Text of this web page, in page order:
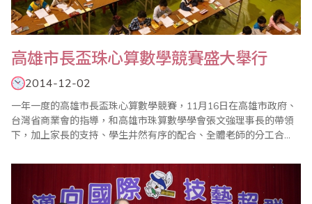
高雄市長盃珠心算數學競賽盛大舉行
2014-12-02
一年一度的高雄市長盃珠心算數學競賽，11月16日在高雄市政府、
台灣省商業會的指導，和高雄市珠算數學學會張文強理事長的帶領
下，加上家長的支持、學生井然有序的配合、全體老師的分工合
輝、社會局長張乃千、教育局科長范淑媚，以及多位立委、市議
員、校長的參加，他表示嘉賓的蒞臨是給孩子最佳的鼓勵，尤其更
感謝國立高雄師範大學吳連賞校長全程參與並主持..